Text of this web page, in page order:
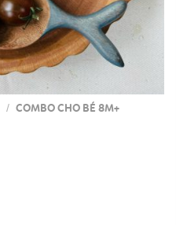
/ COMBO CHO BÉ 8M+